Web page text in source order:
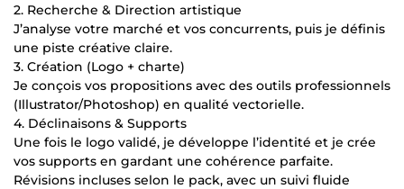
2. Recherche & Direction artistique
J’analyse votre marché et vos concurrents, puis je définis
une piste créative claire.
3. Création (Logo + charte)
Je conçois vos propositions avec des outils professionnels
(Illustrator/Photoshop) en qualité vectorielle.
4. Déclinaisons & Supports
Une fois le logo validé, je développe l’identité et je crée
vos supports en gardant une cohérence parfaite.
Révisions incluses selon le pack, avec un suivi fluide